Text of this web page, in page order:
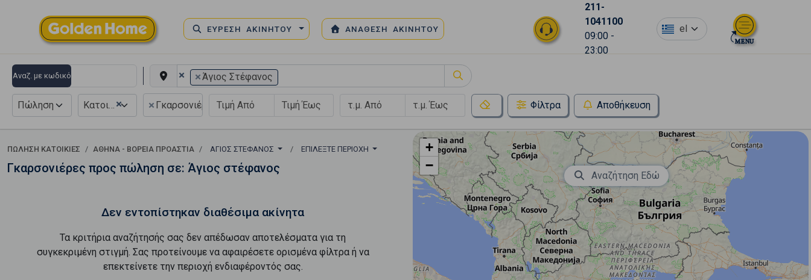
ΕΥΡΕΣΗ ΑΚΙΝΗΤΟΥ ΑΝΑΘΕΣΗ ΑΚΙΝΗΤΟΥ
211-
1041100
09:00 -
23:00
el
Αναζ. με κωδικό × ×Άγιος Στέφανος
Πώληση ×
Κατοικία × Γκαρσονιέρα Φίλτρα Αποθήκευση
ΠΏΛΗΣΗ ΚΑΤΟΙΚΊΕΣ ΑΘΉΝΑ - ΒΌΡΕΙΑ ΠΡΟΆΣΤΙΑ ΆΓΙΟΣ ΣΤΈΦΑΝΟΣ ΕΠΙΛΈΞΤΕ ΠΕΡΙΟΧΉ
Γκαρσονιέρες προς πώληση σε: Άγιος στέφανος
Δεν εντοπίστηκαν διαθέσιμα ακίνητα
Τα κριτήρια αναζήτησής σας δεν απέδωσαν αποτελέσματα για τη
συγκεκριμένη στιγμή. Σας προτείνουμε να αφαιρέσετε ορισμένα φίλτρα ή να
επεκτείνετε την περιοχή ενδιαφέροντός σας.
+
−
Αναζήτηση Εδώ